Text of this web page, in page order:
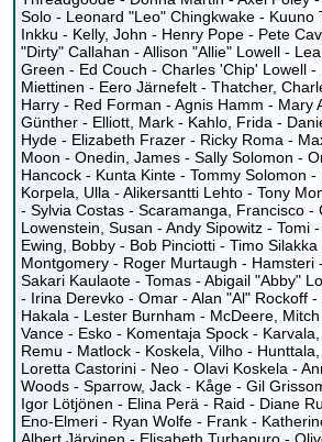
Solo - Leonard "Leo" Chingkwake - Kuuno
Inkku - Kelly, John - Henry Pope - Pete
"Dirty" Callahan - Allison "Allie" Lowell -
Green - Ed Couch - Charles 'Chip' Lowell -
Miettinen - Eero Järnefelt - Thatcher,
Harry - Red Forman - Agnis Hamm - Mary
Günther - Elliott, Mark - Kahlo, Frida -
Hyde - Elizabeth Frazer - Ricky Roma -
Moon - Onedin, James - Sally Solomon -
Hancock - Kunta Kinte - Tommy Solomon -
Korpela, Ulla - Alikersantti Lehto - Tony
- Sylvia Costas - Scaramanga, Francisco -
Lowenstein, Susan - Andy Sipowitz - Tomi
Ewing, Bobby - Bob Pinciotti - Timo
Montgomery - Roger Murtaugh - Hamsteri
Sakari Kaulaote - Tomas - Abigail "Abby"
- Irina Derevko - Omar - Alan "Al" Rockoff
Hakala - Lester Burnham - McDeere,
Vance - Esko - Komentaja Spock -
Remu - Matlock - Koskela, Vilho -
Loretta Castorini - Neo - Olavi Koskela -
Woods - Sparrow, Jack - Kåge - Gil
Igor Lötjönen - Elina Perä - Raid - Diane
Eno-Elmeri - Ryan Wolfe - Frank -